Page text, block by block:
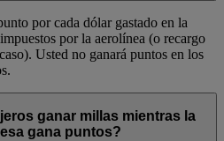
por cada dólar gastado en la
por la aerolínea (o recargo
Usted no ganará puntos en los
ganar millas mientras la
gana puntos?